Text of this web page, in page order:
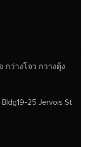
กว่างโจว กวางตุ้ง
25 Jervois St